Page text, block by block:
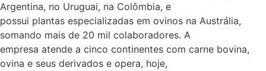
Argentina, no Uruguai, na Colômbia, e
possui plantas especializadas em ovinos na Austrália,
somando mais de 20 mil colaboradores. A
empresa atende a cinco continentes com carne bovina,
ovina e seus derivados e opera, hoje,